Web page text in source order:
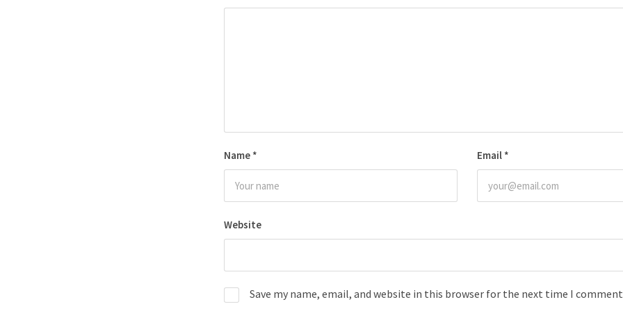
Name * Email *
Website
Save my name, email, and website in this browser for the next time I